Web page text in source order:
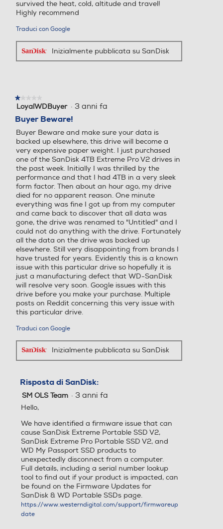
survived the heat, cold, altitude and travel!
Highly recommend
Traduci con Google
Inizialmente pubblicata su SanDisk
★★★★★
★★★★★
1
5
stelle.
LoyalWDBuyer · 3 anni fa
Buyer Beware!
Buyer Beware and make sure your data is
backed up elsewhere, this drive will become a
very expensive paper weight. I just purchased
one of the SanDisk 4TB Extreme Pro V2 drives in
the past week. Initially I was thrilled by the
performance and that I had 4TB in a very sleek
form factor. Then about an hour ago, my drive
died for no apparent reason. One minute
everything was fine I got up from my computer
and came back to discover that all data was
gone, the drive was renamed to "Untitled" and I
could not do anything with the drive. Fortunately
all the data on the drive was backed up
elsewhere. Still very disappointing from brands I
have trusted for years. Evidently this is a known
issue with this particular drive so hopefully it is
just a manufacturing defect that WD-SanDisk
will resolve very soon. Google issues with this
drive before you make your purchase. Multiple
posts on Reddit concerning this very issue with
this particular drive.
Traduci con Google
Inizialmente pubblicata su SanDisk
Risposta di SanDisk:
SM OLS Team · 3 anni fa
Hello,
We have identified a firmware issue that can
cause SanDisk Extreme Portable SSD V2,
SanDisk Extreme Pro Portable SSD V2, and
WD My Passport SSD products to
unexpectedly disconnect from a computer.
Full details, including a serial number lookup
tool to find out if your product is impacted, can
be found on the Firmware Updates for
SanDisk & WD Portable SSDs page.
https://www.westerndigital.com/support/firmwareup
date